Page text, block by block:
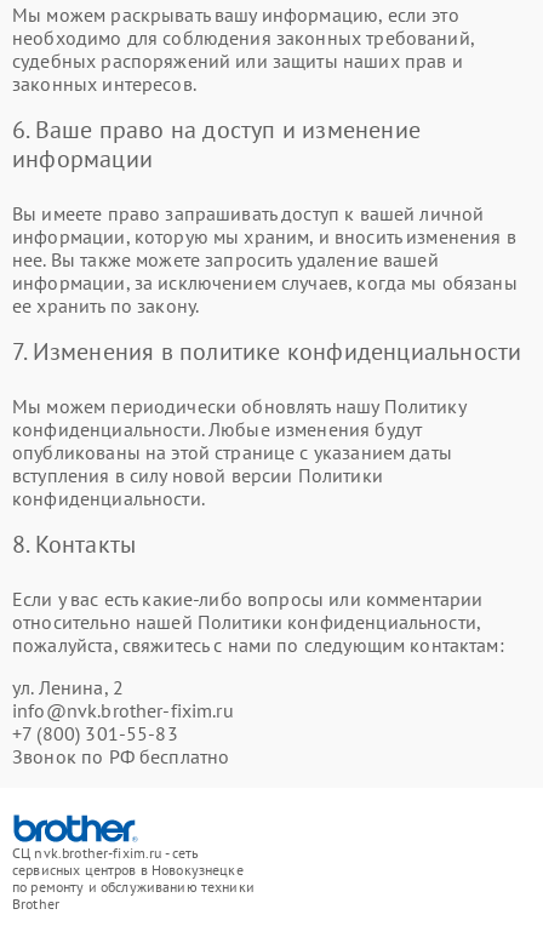
Мы можем раскрывать вашу информацию, если это
необходимо для соблюдения законных требований,
судебных распоряжений или защиты наших прав и
законных интересов.
6. Ваше право на доступ и изменение
информации
Вы имеете право запрашивать доступ к вашей личной
информации, которую мы храним, и вносить изменения в
нее. Вы также можете запросить удаление вашей
информации, за исключением случаев, когда мы обязаны
ее хранить по закону.
7. Изменения в политике конфиденциальности
Мы можем периодически обновлять нашу Политику
конфиденциальности. Любые изменения будут
опубликованы на этой странице с указанием даты
вступления в силу новой версии Политики
конфиденциальности.
8. Контакты
Если у вас есть какие-либо вопросы или комментарии
относительно нашей Политики конфиденциальности,
пожалуйста, свяжитесь с нами по следующим контактам:
ул. Ленина, 2
info@nvk.brother-fixim.ru
+7 (800) 301-55-83
Звонок по РФ бесплатно
СЦ nvk.brother-fixim.ru - сеть
сервисных центров в Новокузнецке
по ремонту и обслуживанию техники
Brother